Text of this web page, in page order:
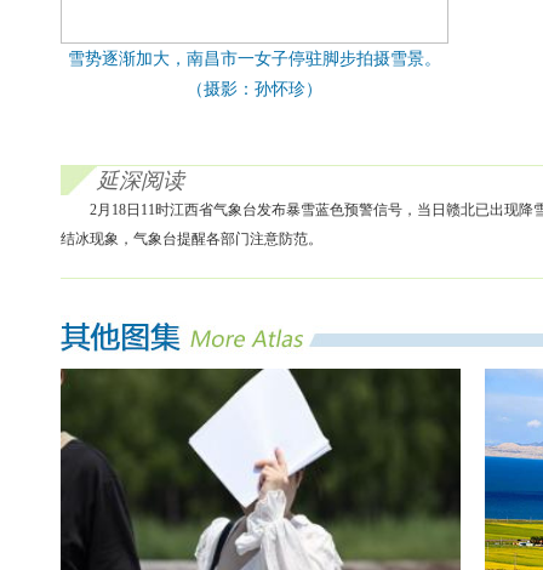
雪势逐渐加大，南昌市一女子停驻脚步拍摄雪景。
（摄影：孙怀珍）
延深阅读
2月18日11时江西省气象台发布暴雪蓝色预警信号，当日赣北已出现降
结冰现象，气象台提醒各部门注意防范。